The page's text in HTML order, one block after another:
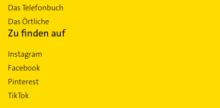
Das Telefonbuch
Das Örtliche
Zu finden auf
Instagram
Facebook
Pinterest
TikTok